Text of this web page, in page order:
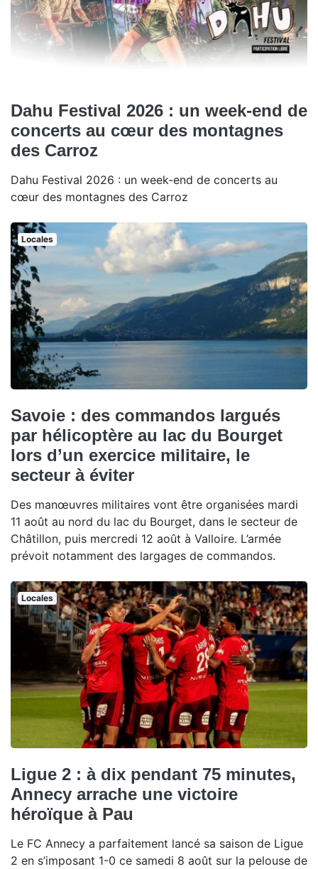
Dahu Festival 2026 : un week-end de
concerts au cœur des montagnes
des Carroz
Dahu Festival 2026 : un week-end de concerts au
cœur des montagnes des Carroz
Locales
Savoie : des commandos largués
par hélicoptère au lac du Bourget
lors d’un exercice militaire, le
secteur à éviter
Des manœuvres militaires vont être organisées mardi
11 août au nord du lac du Bourget, dans le secteur de
Châtillon, puis mercredi 12 août à Valloire. L’armée
prévoit notamment des largages de commandos.
Locales
Ligue 2 : à dix pendant 75 minutes,
Annecy arrache une victoire
héroïque à Pau
Le FC Annecy a parfaitement lancé sa saison de Ligue
2 en s’imposant 1-0 ce samedi 8 août sur la pelouse de